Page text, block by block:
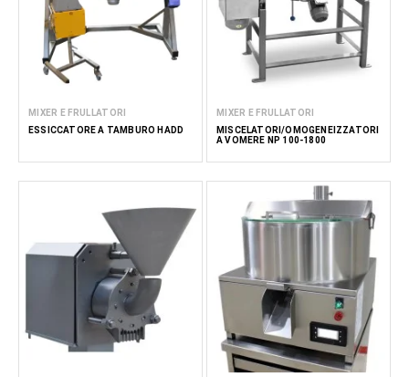
MIXER E FRULLATORI
ESSICCATORE A TAMBURO HADD
MIXER E FRULLATORI
MISCELATORI/OMOGENEIZZATORI
A VOMERE NP 100-1800